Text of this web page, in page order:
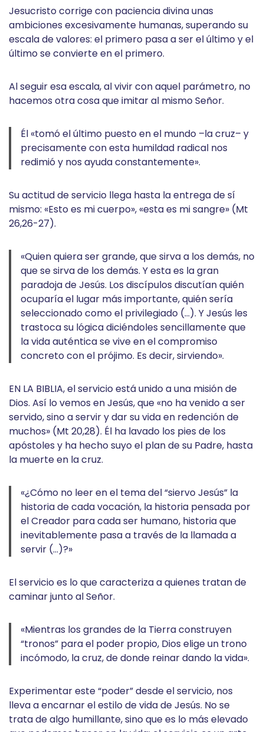
Jesucristo corrige con paciencia divina unas
ambiciones excesivamente humanas, superando su
escala de valores: el primero pasa a ser el último y el
último se convierte en el primero.
Al seguir esa escala, al vivir con aquel parámetro, no
hacemos otra cosa que imitar al mismo Señor.
Él «tomó el último puesto en el mundo –la cruz– y
precisamente con esta humildad radical nos
redimió y nos ayuda constantemente».
Su actitud de servicio llega hasta la entrega de sí
mismo: «Esto es mi cuerpo», «esta es mi sangre» (Mt
26,26-27).
«Quien quiera ser grande, que sirva a los demás, no
que se sirva de los demás. Y esta es la gran
paradoja de Jesús. Los discípulos discutían quién
ocuparía el lugar más importante, quién sería
seleccionado como el privilegiado (…). Y Jesús les
trastoca su lógica diciéndoles sencillamente que
la vida auténtica se vive en el compromiso
concreto con el prójimo. Es decir, sirviendo».
EN LA BIBLIA, el servicio está unido a una misión de
Dios. Así lo vemos en Jesús, que «no ha venido a ser
servido, sino a servir y dar su vida en redención de
muchos» (Mt 20,28). Él ha lavado los pies de los
apóstoles y ha hecho suyo el plan de su Padre, hasta
la muerte en la cruz.
«¿Cómo no leer en el tema del “siervo Jesús” la
historia de cada vocación, la historia pensada por
el Creador para cada ser humano, historia que
inevitablemente pasa a través de la llamada a
servir (…)?»
El servicio es lo que caracteriza a quienes tratan de
caminar junto al Señor.
«Mientras los grandes de la Tierra construyen
“tronos” para el poder propio, Dios elige un trono
incómodo, la cruz, de donde reinar dando la vida».
Experimentar este “poder” desde el servicio, nos
lleva a encarnar el estilo de vida de Jesús. No se
trata de algo humillante, sino que es lo más elevado